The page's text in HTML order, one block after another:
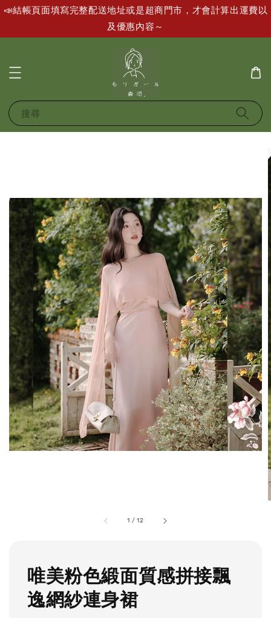
📣結帳頁面填寫完整配送地址或是超商門市，才會計算出運費以
及優惠內容～
搜尋
1 /12
唯美粉色緞面質感拼接飄
逸網紗連身裙